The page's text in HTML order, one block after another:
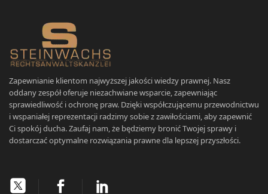
Zapewnianie klientom najwyższej jakości wiedzy prawnej. Nasz
oddany zespół oferuje niezachwiane wsparcie, zapewniając
sprawiedliwość i ochronę praw. Dzięki współczującemu przewodnictwu
i wspaniałej reprezentacji radzimy sobie z zawiłościami, aby zapewnić
Ci spokój ducha. Zaufaj nam, że będziemy bronić Twojej sprawy i
dostarczać optymalne rozwiązania prawne dla lepszej przyszłości.